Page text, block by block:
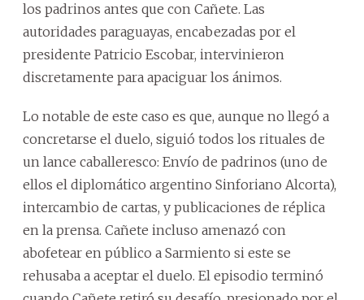
los padrinos antes que con Cañete. Las
autoridades paraguayas, encabezadas por el
presidente Patricio Escobar, intervinieron
discretamente para apaciguar los ánimos.
Lo notable de este caso es que, aunque no llegó a
concretarse el duelo, siguió todos los rituales de
un lance caballeresco: Envío de padrinos (uno de
ellos el diplomático argentino Sinforiano Alcorta),
intercambio de cartas, y publicaciones de réplica
en la prensa. Cañete incluso amenazó con
abofetear en público a Sarmiento si este se
rehusaba a aceptar el duelo. El episodio terminó